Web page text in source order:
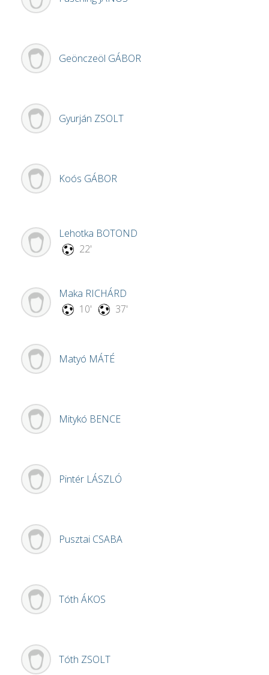
Geönczeöl GÁBOR
Gyurján ZSOLT
Koós GÁBOR
Lehotka BOTOND
22'
Maka RICHÁRD
10'
37'
Matyó MÁTÉ
Mitykó BENCE
Pintér LÁSZLÓ
Pusztai CSABA
Tóth ÁKOS
Tóth ZSOLT